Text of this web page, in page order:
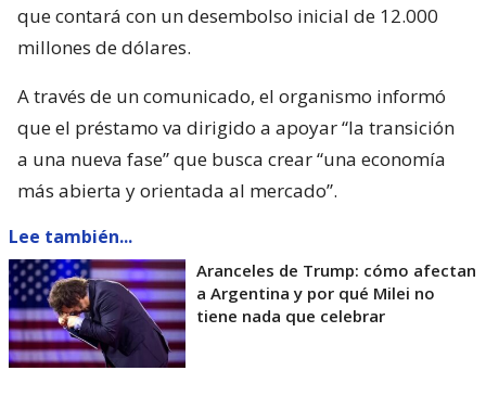
que contará con un desembolso inicial de 12.000
millones de dólares.
A través de un comunicado, el organismo informó
que el préstamo va dirigido a apoyar “la transición
a una nueva fase” que busca crear “una economía
más abierta y orientada al mercado”.
Lee también...
Aranceles de Trump: cómo afectan
a Argentina y por qué Milei no
tiene nada que celebrar